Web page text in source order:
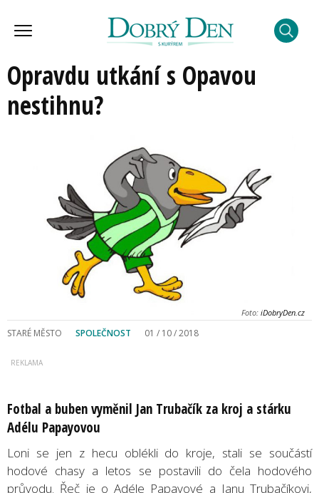
Opravdu utkání s Opavou
nestihnu?
Foto: iDobryDen.cz
STARÉ MĚSTO SPOLEČNOST 01 / 10 / 2018
Fotbal a buben vyměnil Jan Trubačík za kroj a stárku
Adélu Papayovou
Loni se jen z hecu oblékli do kroje, stali se součástí
hodové chasy a letos se postavili do čela hodového
průvodu. Řeč je o Adéle Papayové a Janu Trubačíkovi,